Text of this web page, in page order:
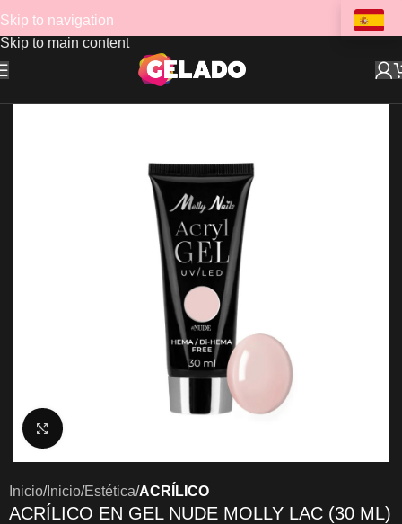
Skip to navigation
Skip to main content
Clic para ampliar
Inicio Inicio Estética ACRÍLICO
ACRÍLICO EN GEL NUDE MOLLY LAC (30 ML)